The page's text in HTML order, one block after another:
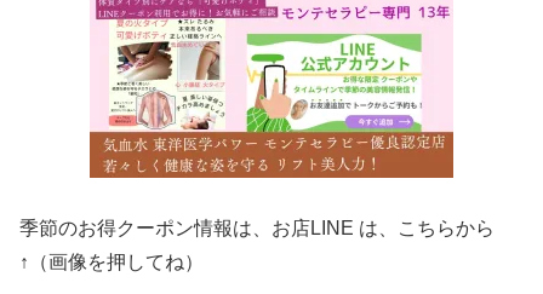
季節のお得クーポン情報は、お店LINE は、こちらから
↑（画像を押してね）